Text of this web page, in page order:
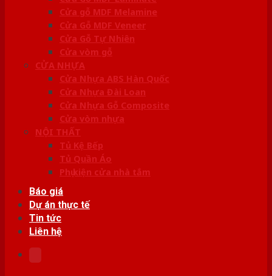
Cửa gỗ MDF Melamine
Cửa Gỗ MDF Veneer
Cửa Gỗ Tự Nhiên
Cửa vòm gỗ
CỬA NHỰA
Cửa Nhựa ABS Hàn Quốc
Cửa Nhựa Đài Loan
Cửa Nhựa Gỗ Composite
Cửa vòm nhựa
NỘI THẤT
Tủ Kệ Bếp
Tủ Quần Áo
Phụ kiện cửa nhà tắm
Báo giá
Dự án thực tế
Tin tức
Liên hệ